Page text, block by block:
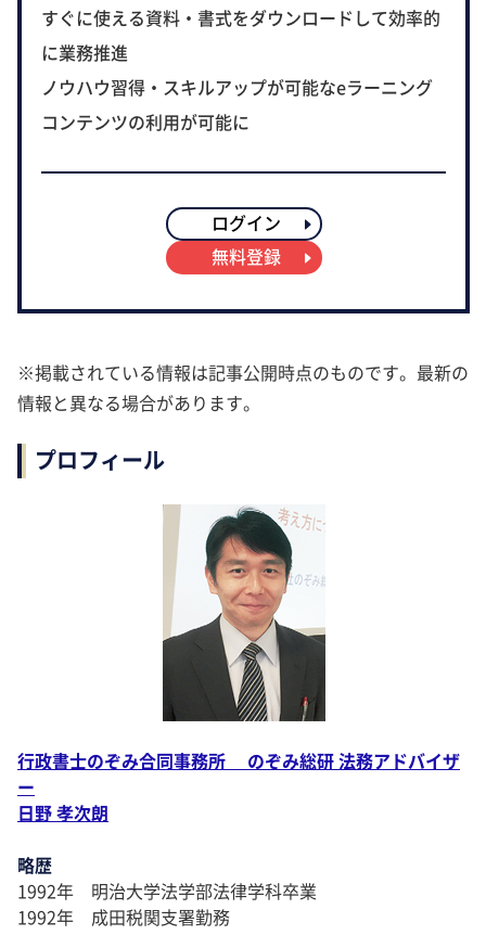
すぐに使える資料・書式をダウンロードして効率的
に業務推進
ノウハウ習得・スキルアップが可能なeラーニング
コンテンツの利用が可能に
ログイン
無料登録
※掲載されている情報は記事公開時点のものです。最新の
情報と異なる場合があります。
プロフィール
行政書士のぞみ合同事務所 のぞみ総研 法務アドバイザ
ー
日野 孝次朗
略歴
1992年 明治大学法学部法律学科卒業
1992年 成田税関支署勤務